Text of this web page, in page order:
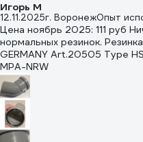
Игорь М
12.11.2025г. ВоронежОпыт
Цена ноябрь 2025: 111 руб Ничего особенного, кроме
нормальных резинок.
GERMANY Art.20505 Type
MPA-NRW